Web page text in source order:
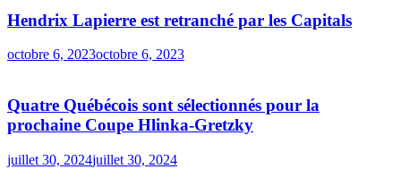
Hendrix Lapierre est retranché par les Capitals
octobre 6, 2023octobre 6, 2023
Quatre Québécois sont sélectionnés pour la
prochaine Coupe Hlinka-Gretzky
juillet 30, 2024juillet 30, 2024